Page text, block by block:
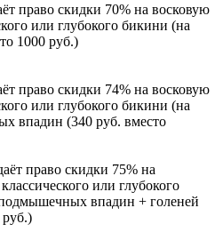
право скидки 70% на восковую
или глубокого бикини (на
1000 руб.)
право скидки 74% на восковую
или глубокого бикини (на
впадин (340 руб. вместо
право скидки 75% на
или глубокого
впадин + голеней
руб.)